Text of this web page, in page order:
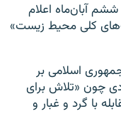
آبان‌ماه اعلام
کلی محیط زیست»
اسلامی بر
چون «تلاش برای
با گرد و غبار و